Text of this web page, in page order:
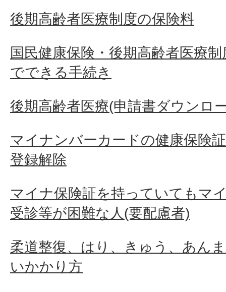
後期高齢者医療の保険証を紛
後期高齢者医療制度の保険料
国民健康保険・後期高齢者医療
でできる手続き
後期高齢者医療(申請書ダウンロ
マイナンバーカードの健康保険
登録解除
マイナ保険証を持っていてもマ
受診等が困難な人(要配慮者)
柔道整復、はり、きゅう、あん
いかかり方